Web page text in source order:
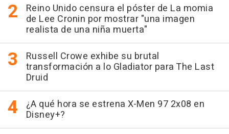
Reino Unido censura el póster de La momia
de Lee Cronin por mostrar "una imagen
realista de una niña muerta"
Russell Crowe exhibe su brutal
transformación a lo Gladiator para The Last
Druid
¿A qué hora se estrena X-Men 97 2x08 en
Disney+?